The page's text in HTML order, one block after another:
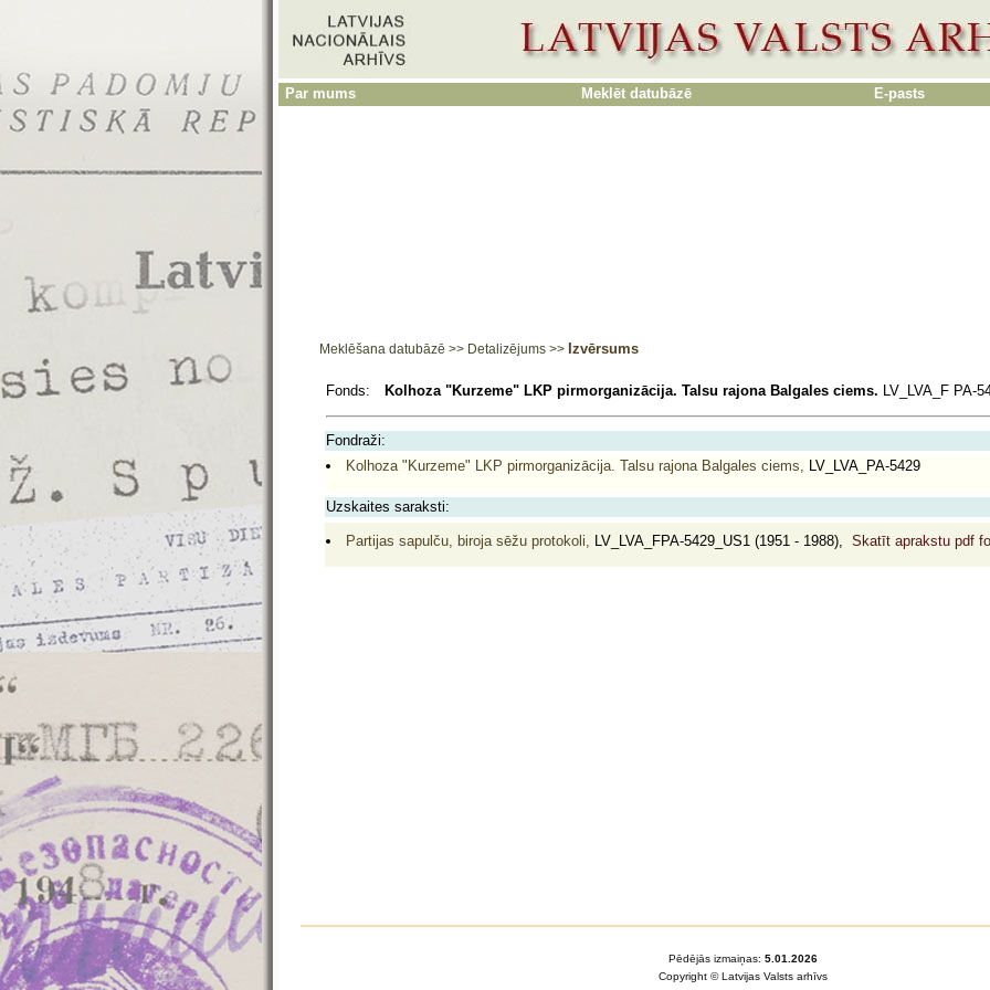
Par mums Meklēt datubāzē E-pasts
Meklēšana datubāzē >> Detalizējums >> Izvērsums
Fonds: Kolhoza "Kurzeme" LKP pirmorganizācija. Talsu rajona Balgales ciems. LV_LVA_F PA-
Fondraži:
Kolhoza "Kurzeme" LKP pirmorganizācija. Talsu rajona Balgales ciems, LV_LVA_PA-5429
Uzskaites saraksti:
Partijas sapulču, biroja sēžu protokoli, LV_LVA_FPA-5429_US1 (1951 - 1988), Skatīt aprakstu pdf
Pēdējās izmaiņas: 5.01.2026
Copyright © Latvijas Valsts arhīvs